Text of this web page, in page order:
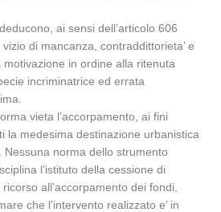
ai sensi dell’articolo 606
di mancanza, contraddittorieta’ e
motivazione in ordine alla ritenuta
incriminatrice ed errata
vieta l’accorpamento, ai fini
la medesima destinazione urbanistica
Nessuna norma dello strumento
l’istituto della cessione di
all’accorpamento dei fondi,
che l’intervento realizzato e’ in